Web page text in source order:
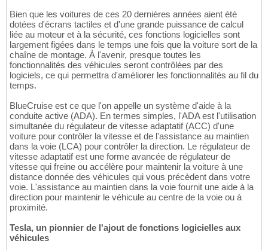
Bien que les voitures de ces 20 dernières années aient été
dotées d'écrans tactiles et d'une grande puissance de calcul
liée au moteur et à la sécurité, ces fonctions logicielles sont
largement figées dans le temps une fois que la voiture sort de la
chaîne de montage. À l'avenir, presque toutes les
fonctionnalités des véhicules seront contrôlées par des
logiciels, ce qui permettra d'améliorer les fonctionnalités au fil du
temps.
BlueCruise est ce que l'on appelle un système d'aide à la
conduite active (ADA). En termes simples, l'ADA est l'utilisation
simultanée du régulateur de vitesse adaptatif (ACC) d'une
voiture pour contrôler la vitesse et de l'assistance au maintien
dans la voie (LCA) pour contrôler la direction. Le régulateur de
vitesse adaptatif est une forme avancée de régulateur de
vitesse qui freine ou accélère pour maintenir la voiture à une
distance donnée des véhicules qui vous précèdent dans votre
voie. L'assistance au maintien dans la voie fournit une aide à la
direction pour maintenir le véhicule au centre de la voie ou à
proximité.
Tesla, un pionnier de l'ajout de fonctions logicielles aux
véhicules